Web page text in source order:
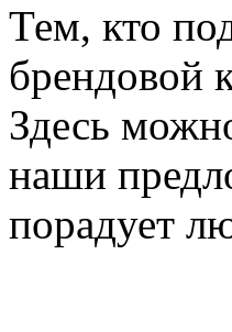
Тем, кто
брендовой
Здесь
наши
порадует